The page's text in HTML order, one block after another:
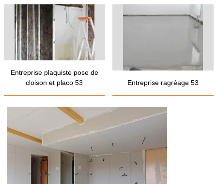
Entreprise plaquiste pose de
cloison et placo 53
Entreprise ragréage 53